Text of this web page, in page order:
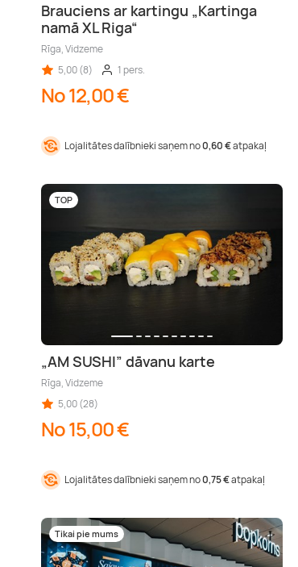
Brauciens ar kartingu „Kartinga
namā XL Riga“
Rīga, Vidzeme
5,00 (8)
1 pers.
No 12,00 €
Lojalitātes dalībnieki saņem no0,60 €atpakaļ
TOP
„AM SUSHI” dāvanu karte
Rīga, Vidzeme
5,00 (28)
No 15,00 €
Lojalitātes dalībnieki saņem no0,75 €atpakaļ
Tikai pie mums